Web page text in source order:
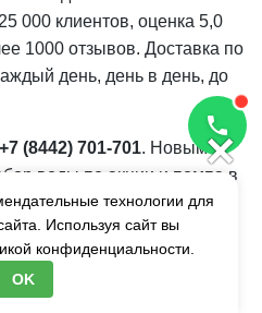
000 клиентов, оценка 5,0
1000 отзывов. Доставка по
день, день в день, до
+7 (8442) 701-701. Новым
воды по акции и помпа в
больше сахара, чем
×
технологии для
Используя сайт вы
конфиденциальности.
OK